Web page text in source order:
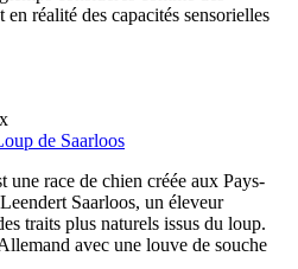
réalité des capacités sensorielles
de Saarloos
race de chien créée aux Pays-
Saarloos, un éleveur
traits plus naturels issus du loup.
avec une louve de souche